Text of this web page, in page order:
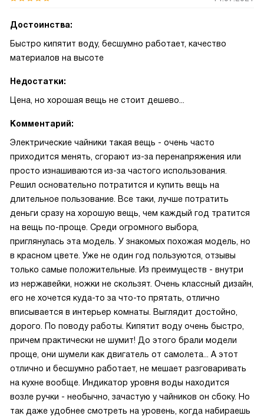
Достоинства:
Быстро кипятит воду, бесшумно работает, качество
материалов на высоте
Недостатки:
Цена, но хорошая вещь не стоит дешево...
Комментарий:
Электрические чайники такая вещь - очень часто
приходится менять, сгорают из-за перенапряжения или
просто изнашиваются из-за частого использования.
Решил основательно потратится и купить вещь на
длительное пользование. Все таки, лучше потратить
деньги сразу на хорошую вещь, чем каждый год тратится
на вещь по-проще. Среди огромного выбора,
приглянулась эта модель. У знакомых похожая модель, но
в красном цвете. Уже не один год пользуются, отзывы
только самые положительные. Из преимуществ - внутри
из нержавейки, ножки не скользят. Очень классный дизайн,
его не хочется куда-то за что-то прятать, отлично
вписывается в интерьер комнаты. Выглядит достойно,
дорого. По поводу работы. Кипятит воду очень быстро,
причем практически не шумит! До этого брали модели
проще, они шумели как двигатель от самолета... А этот
отлично и бесшумно работает, не мешает разговаривать
на кухне вообще. Индикатор уровня воды находится
возле ручки - необычно, зачастую у чайников он сбоку. Но
так даже удобнее смотреть на уровень, когда набираешь